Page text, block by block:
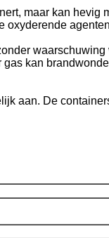
maar kan
oxyderende
kan
aan. De